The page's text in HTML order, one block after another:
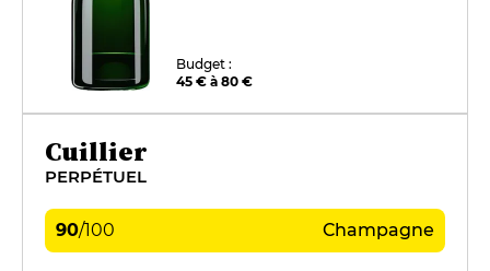
Budget :
45 € à 80 €
Cuillier
PERPÉTUEL
90/100 Champagne